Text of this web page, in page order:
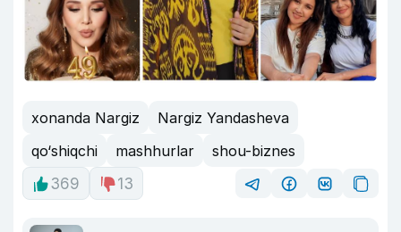
xonanda Nargiz
Nargiz Yandasheva
qo‘shiqchi
mashhurlar
shou-biznes
369
13